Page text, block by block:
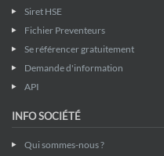
Siret HSE
Fichier Preventeurs
Se référencer gratuitement
Demande d'information
API
INFO SOCIÉTÉ
Qui sommes-nous ?